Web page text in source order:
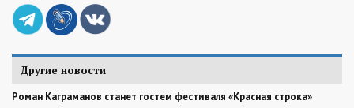
Другие новости
Роман Каграманов станет гостем фестиваля «Красная строка»